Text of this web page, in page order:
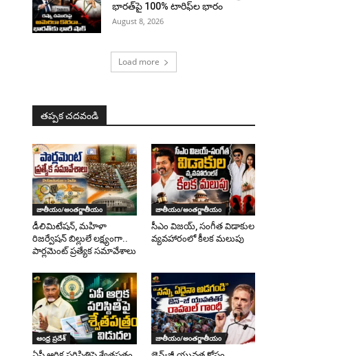
భారత్‌పై 100% టారిఫ్‌ల భారం
August 8, 2026
Load more
తప్పక చదవండి
జాతీయం/అంతర్జాతీయం
డీలిమిటేషన్, మహిళా
రిజర్వేషన్ బిల్లులే లక్ష్యంగా..
పార్లమెంట్ ప్రత్యేక సమావేశాలు
జాతీయం/అంతర్జాతీయం
సీఎం విజయ్, సంగీత విడాకుల
వ్యవహారంలో కీలక మలుపు
ఆంధ్ర ప్రదేశ్ జాతీయం/అంతర్జాతీయం